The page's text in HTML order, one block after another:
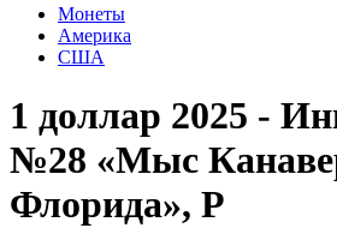
Монеты
Америка
США
1 доллар 2025 -
№28 «Мыс
Флорида», P